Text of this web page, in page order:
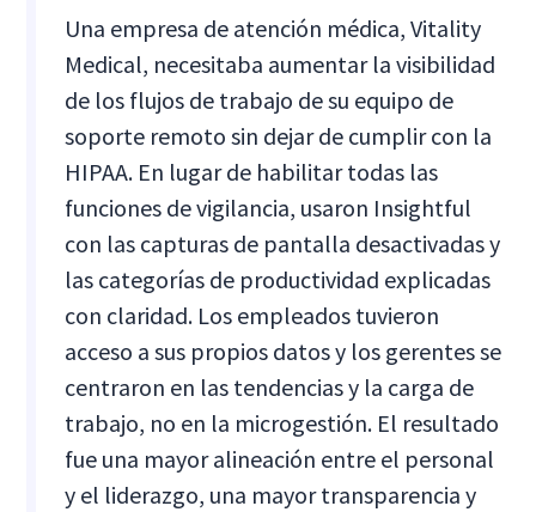
Una empresa de atención médica, Vitality
Medical, necesitaba aumentar la visibilidad
de los flujos de trabajo de su equipo de
soporte remoto sin dejar de cumplir con la
HIPAA. En lugar de habilitar todas las
funciones de vigilancia, usaron Insightful
con las capturas de pantalla desactivadas y
las categorías de productividad explicadas
con claridad. Los empleados tuvieron
acceso a sus propios datos y los gerentes se
centraron en las tendencias y la carga de
trabajo, no en la microgestión. El resultado
fue una mayor alineación entre el personal
y el liderazgo, una mayor transparencia y